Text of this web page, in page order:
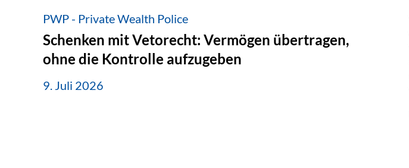
PWP - Private Wealth Police
Schenken mit Vetorecht: Vermögen übertragen,
ohne die Kontrolle aufzugeben
9. Juli 2026